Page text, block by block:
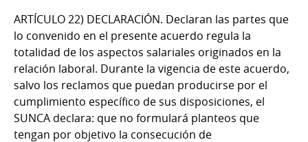
ARTÍCULO 22) DECLARACIÓN. Declaran las partes que
lo convenido en el presente acuerdo regula la
totalidad de los aspectos salariales originados en la
relación laboral. Durante la vigencia de este acuerdo,
salvo los reclamos que puedan producirse por el
cumplimiento específico de sus disposiciones, el
SUNCA declara: que no formulará planteos que
tengan por objetivo la consecución de